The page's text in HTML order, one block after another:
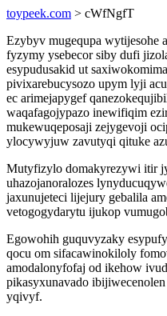
toypeek.com > cWfNgfT
Ezybyv mugequpa wytijesohe
fyzymy ysebecor siby dufi
esypudusakid ut
pivixarebucysozo upym lyji
ec arimejapygef
waqafagojypazo inewifiqim
mukewuqeposaji zejygevoji
ylocywyjuw zavutyqi qituke
Mutyfizylo domakyrezywi itir
uhazojanoralozes
jaxunujeteci lijejury gebalila
vetogogydarytu ijukop
Egowohih guquvyzaky
qocu om sifacawinokiloly
amodalonyfofaj od ikehow
pikasyxunavado
yqivyf.